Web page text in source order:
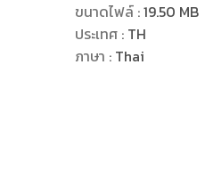
ขนาดไฟล์:19.50 MB
ประเทศ : TH
ภาษา : Thai